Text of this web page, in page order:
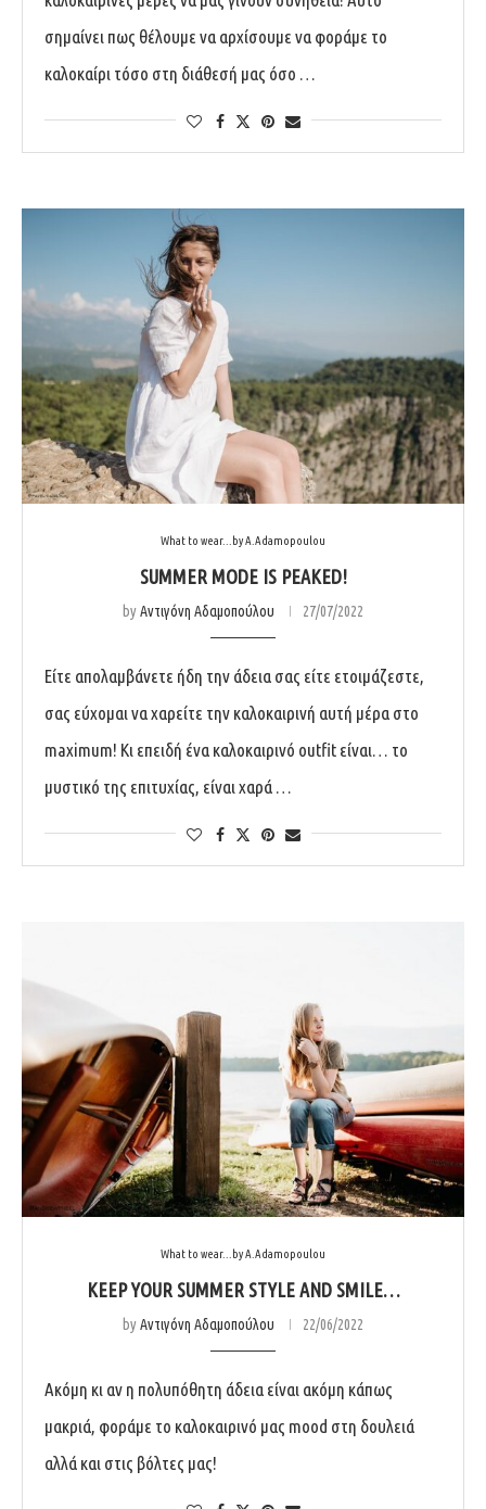
σημαίνει πως θέλουμε να αρχίσουμε να φοράμε το
καλοκαίρι τόσο στη διάθεσή μας όσο …
What to wear...by A.Adamopoulou
SUMMER MODE IS PEAKED!
byΑντιγόνη Αδαμοπούλου 27/07/2022
Είτε απολαμβάνετε ήδη την άδεια σας είτε ετοιμάζεστε,
σας εύχομαι να χαρείτε την καλοκαιρινή αυτή μέρα στο
maximum! Κι επειδή ένα καλοκαιρινό outfit είναι… το
μυστικό της επιτυχίας, είναι χαρά …
What to wear...by A.Adamopoulou
KEEP YOUR SUMMER STYLE AND SMILE…
byΑντιγόνη Αδαμοπούλου 22/06/2022
Ακόμη κι αν η πολυπόθητη άδεια είναι ακόμη κάπως
μακριά, φοράμε το καλοκαιρινό μας mood στη δουλειά
αλλά και στις βόλτες μας!